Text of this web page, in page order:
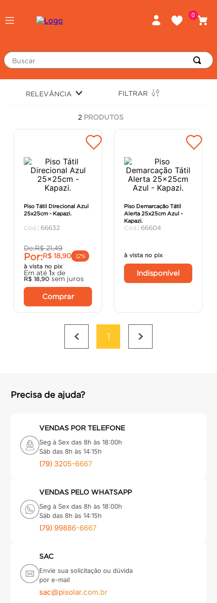
0
Buscar
RELEVÂNCIA FILTRAR
2 PRODUTOS
Piso Tátil Direcional Azul
25x25cm - Kapazi.
: 66632
De:R$ 21,49
Por:R$ 18,90
12%
à vista no pix
Em até 1x de
R$ 18,90 sem juros
Comprar
Piso Demarcação Tátil
Alerta 25x25cm Azul -
Kapazi.
: 66604
à vista no pix
Indisponível
1
Precisa de ajuda?
VENDAS POR TELEFONE
Seg à Sex das 8h às 18:00h
Sáb das 8h às 14:15h
(79) 3205-6667
VENDAS PELO WHATSAPP
Seg à Sex das 8h às 18:00h
Sáb das 8h às 14:15h
(79) 99886-6667
SAC
Envie sua solicitação ou dúvida
por e-mail
sac@pisolar.com.br
massa corrida
chuveiro
argamassa
º cadeira